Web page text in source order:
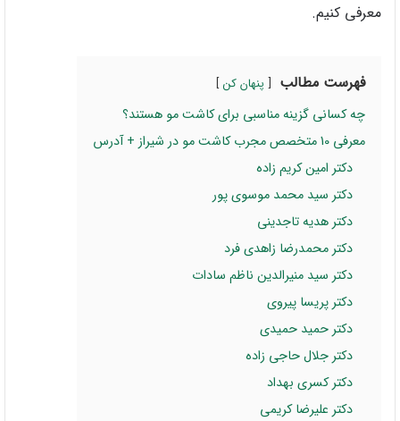
معرفی کنیم.
فهرست مطالب پنهان کن
چه کسانی گزینه مناسبی برای کاشت مو هستند؟
معرفی 10 متخصص مجرب کاشت مو در شیراز + آدرس
دکتر امین کریم زاده
دکتر سید محمد موسوی پور
دکتر هدیه تاجدینی
دکتر محمدرضا زاهدی فرد
دکتر سید منیرالدین ناظم سادات
دکتر پریسا پیروی
دکتر حمید حمیدی
دکتر جلال حاجی زاده
دکتر کسری بهداد
دکتر علیرضا کریمی